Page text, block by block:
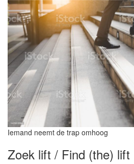
Iemand neemt de trap omhoog
Zoek lift / Find (the) lift